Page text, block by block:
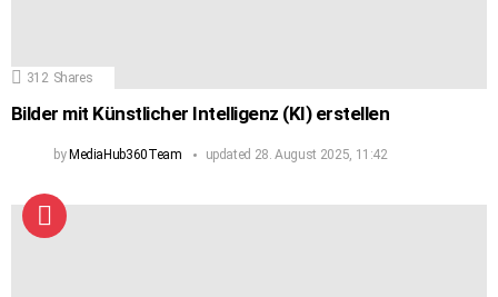
312 Shares
Bilder mit Künstlicher Intelligenz (KI) erstellen
byMediaHub360Team updated 28. August 2025, 11:42